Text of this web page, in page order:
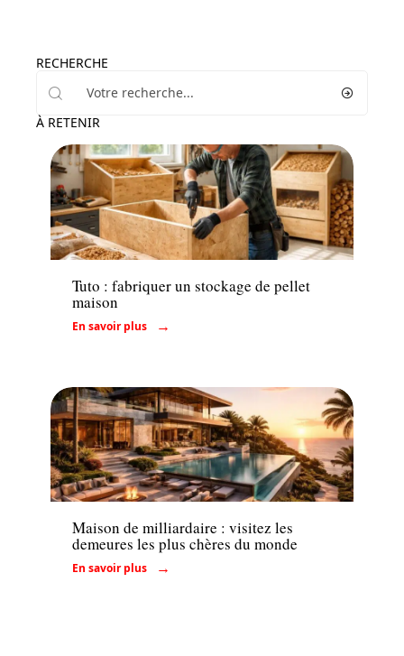
RECHERCHE
À RETENIR
Louer
Tuto : fabriquer un stockage de pellet
maison
En savoir plus
Immo
Maison de milliardaire : visitez les
demeures les plus chères du monde
En savoir plus